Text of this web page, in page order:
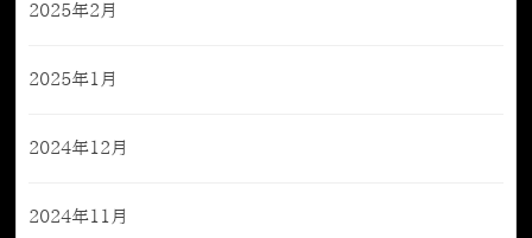
2025年2月
2025年1月
2024年12月
2024年11月